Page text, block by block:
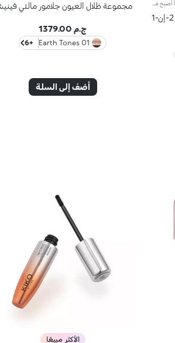
مجموعة ظلال العيون جلامور مالتي
ج.م 1379.00
01 Earth Tones
+6
أضف إلى السلة
الأكثر مبيعًا